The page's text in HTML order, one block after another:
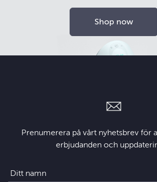
Shop now
Prenumerera på vårt nyhetsbrev för
erbjudanden och